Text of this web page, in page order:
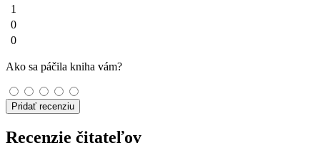
1
0
0
Ako sa páčila kniha vám?
Pridať recenziu
Recenzie čitateľov